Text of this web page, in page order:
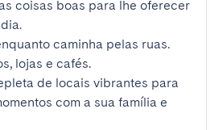
coisas boas para lhe oferecer
caminha pelas ruas.
lojas e cafés.
de locais vibrantes para
com a sua família e